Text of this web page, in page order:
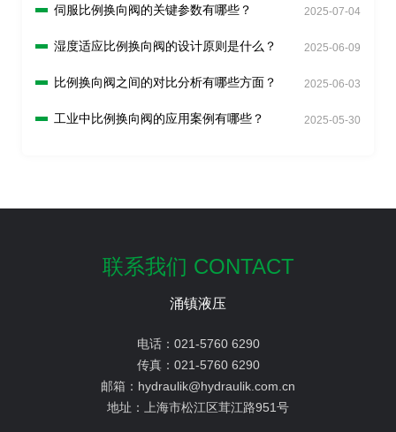
伺服比例换向阀的关键参数有哪些？ 2025-07-04
湿度适应比例换向阀的设计原则是什么？ 2025-06-09
比例换向阀之间的对比分析有哪些方面？ 2025-06-03
工业中比例换向阀的应用案例有哪些？ 2025-05-30
联系我们 CONTACT
涌镇液压
电话： 021-5760 6290
传真： 021-5760 6290
邮箱： hydraulik@hydraulik.com.cn
地址： 上海市松江区茸江路951号